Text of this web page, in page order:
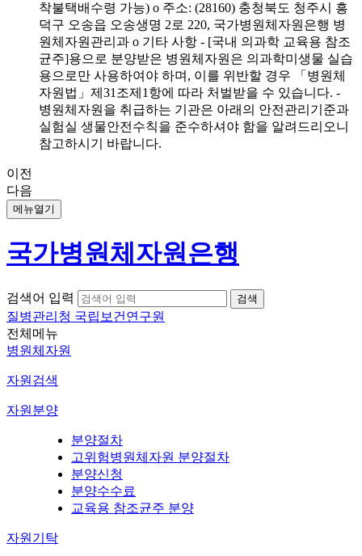
착불택배수령 가능) o 주소: (28160) 충청북도 청주시 흥
덕구 오송읍 오송생명 2로 220, 국가병원체자원은행 병
원체자원관리과 o 기타 사항 - [국내 의과학 교육용 참조
균주]용으로 분양받은 병원체자원은 의과학미생물 실습
용으로만 사용하여야 하며, 이를 위반할 경우 「병원체
자원법」제31조제1항에 따라 처벌받을 수 있습니다. -
병원체자원을 취급하는 기관은 아래의 안전관리기준과
실험실 생물안전수칙을 준수하셔야 함을 알려드리오니
참고하시기 바랍니다.
이전
다음
메뉴열기
국가병원체자원은행
검색어 입력
질병관리청 국립보건연구원
전체메뉴
병원체자원
자원검색
자원분양
분양절차
고위험병원체자원 분양절차
분양신청
분양수수료
교육용 참조균주 분양
자원기탁